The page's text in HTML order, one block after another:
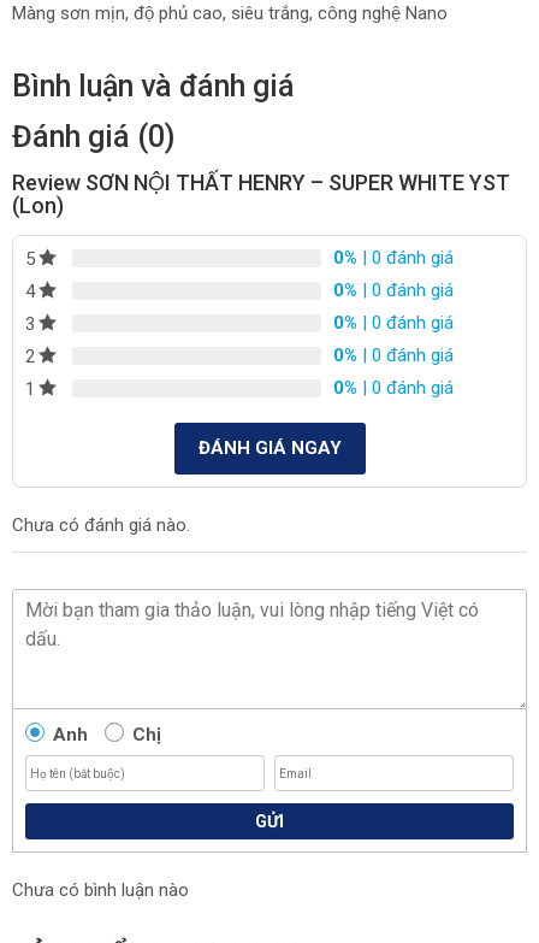
Màng sơn mịn, độ phủ cao, siêu trắng, công nghệ Nano
Bình luận và đánh giá
Đánh giá (0)
Review SƠN NỘI THẤT HENRY – SUPER WHITE YST
(Lon)
5 0% | 0 đánh giá
4
0% | 0 đánh giá
3
0% | 0 đánh giá
2
0% | 0 đánh giá
1
0% | 0 đánh giá
ĐÁNH GIÁ NGAY
Chưa có đánh giá nào.
Anh Chị
GỬI
Chưa có bình luận nào